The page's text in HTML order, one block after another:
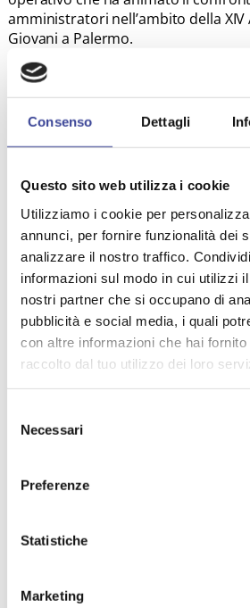
Consenso Dettagli
Questo sito web utilizza i cookie
Utilizziamo i cookie per
annunci, per fornire funzionalità dei
analizzare il nostro traffico.
informazioni sul modo in cui utilizzi
nostri partner che si occupano di
pubblicità e social media, i quali
con altre informazioni che hai
raccolto dal tuo utilizzo dei loro
delNecessari
Preferenze
Statistiche
Marketing
amministratori nell’ambito della XIV
Giovani a Palermo.
“Per favorire la realizzazione
opportunità, i Comuni, anche
lavorare innanzitutto
soprattutto quelli legati all’infanzia,
chiave è “il legame tra accessibilità
territoriale. Credo che, soprattutto
comunità, sia un tema cruciale.
spiegato la giovane sindaca
tanti strumenti urbanistici
famoso patto di cittadinanza nello
urbane, ad iniziare dal piano di
strumento chiave questo se le città
essere accessibili ed inclusive per
Leggi tutte le news sull'Assemble:
Assemblea ANCI Giovani, a
FEDERSANITA
SOLIDARIETÀ